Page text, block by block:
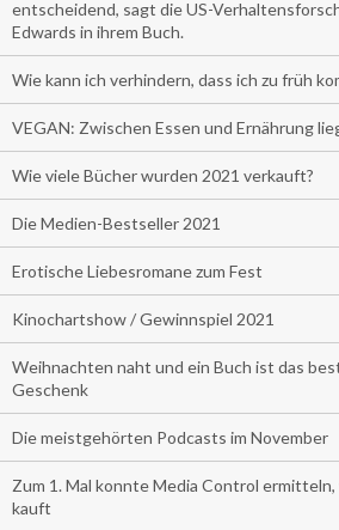
entscheidend, sagt die US-
Edwards in ihrem Buch.
Wie kann ich verhindern, dass ich zu früh
VEGAN: Zwischen Essen und Ernährung
Wie viele Bücher wurden 2021 verkauft?
Die Medien-Bestseller 2021
Erotische Liebesromane zum Fest
Kinochartshow / Gewinnspiel 2021
Weihnachten naht und ein Buch ist das
Geschenk
Die meistgehörten Podcasts im November
Zum 1. Mal konnte Media Control
kauft